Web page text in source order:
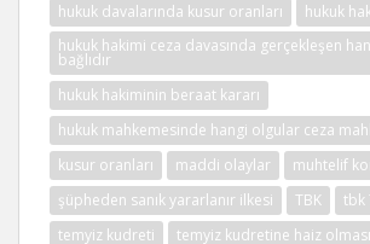
hukuk davalarında kusur oranları
hukuk
hukuk hakimi ceza davasında gerçekleşen
bağlıdır
hukuk hakiminin beraat kararı
hukuk mahkemesinde hangi olgular ceza
kusur oranları
maddi olaylar
muhtelif
şüpheden sanık yararlanır ilkesi
TBK tbk
temyiz kudreti
temyiz kudretine haiz olması